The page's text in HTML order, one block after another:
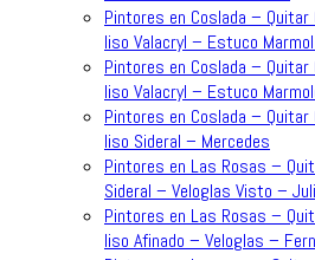
Pintores en Coslada –
liso Valacryl – Estuco
Pintores en Coslada –
liso Valacryl – Estuco
Pintores en Coslada –
liso Sideral – Mercedes
Pintores en Las Rosas –
Sideral – Veloglas Visto –
Pintores en Las Rosas –
liso Afinado – Veloglas –